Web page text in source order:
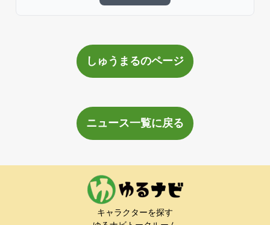
しゅうまるのページ
ニュース一覧に戻る
キャラクターを探す